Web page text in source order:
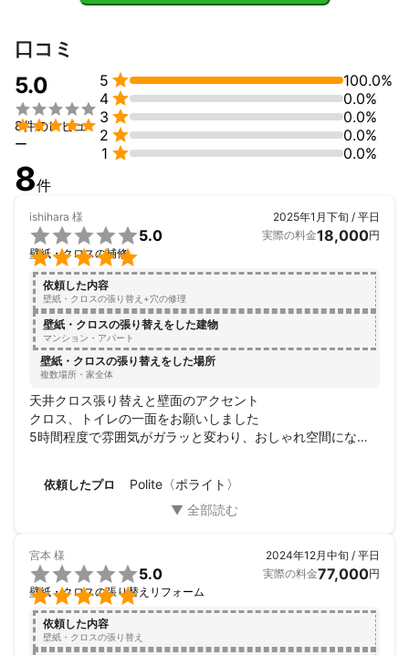
口コミ
5.0


8件のレビュ
ー
5 
100.0%
4 
0.0%
3 
0.0%
2 
0.0%
1  0.0%
8件
ishihara 様


5.0
壁紙・クロスの補修
2025年1月下旬 / 平日
実際の料金18,000円
依頼した内容
壁紙・クロスの張り替え+穴の修理
壁紙・クロスの張り替えをした建物
マンション・アパート
壁紙・クロスの張り替えをした場所
複数場所・家全体
天井クロス張り替えと壁面のアクセント
クロス、トイレの一面をお願いしました
5時間程度で雰囲気がガラッと変わり、おしゃれ空間になり
います
引越し日に間に合うようにして頂きありがとうございまし
依頼したプロ Polite〈ポライト〉
宮本 様


5.0
壁紙・クロスの張り替えリフォーム
2024年12月中旬 / 平日
実際の料金77,000円
依頼した内容
壁紙・クロスの張り替え